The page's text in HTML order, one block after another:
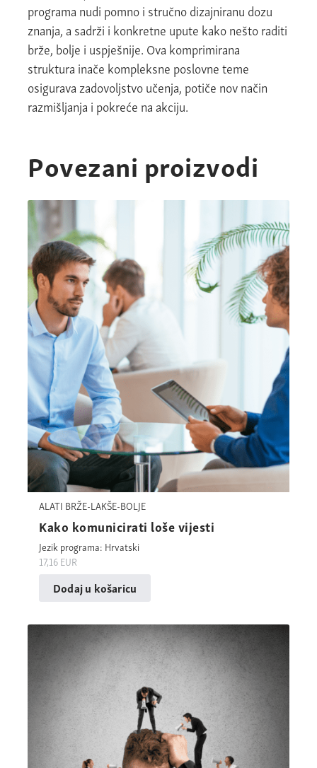
programa nudi pomno i stručno dizajniranu dozu
znanja, a sadrži i konkretne upute kako nešto raditi
brže, bolje i uspješnije. Ova komprimirana
struktura inače kompleksne poslovne teme
osigurava zadovoljstvo učenja, potiče nov način
razmišljanja i pokreće na akciju.
Povezani proizvodi
ALATI BRŽE-LAKŠE-BOLJE
Kako komunicirati loše vijesti
Jezik programa: Hrvatski
17,16EUR
Dodaj u košaricu